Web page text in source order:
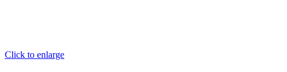
Click to enlarge